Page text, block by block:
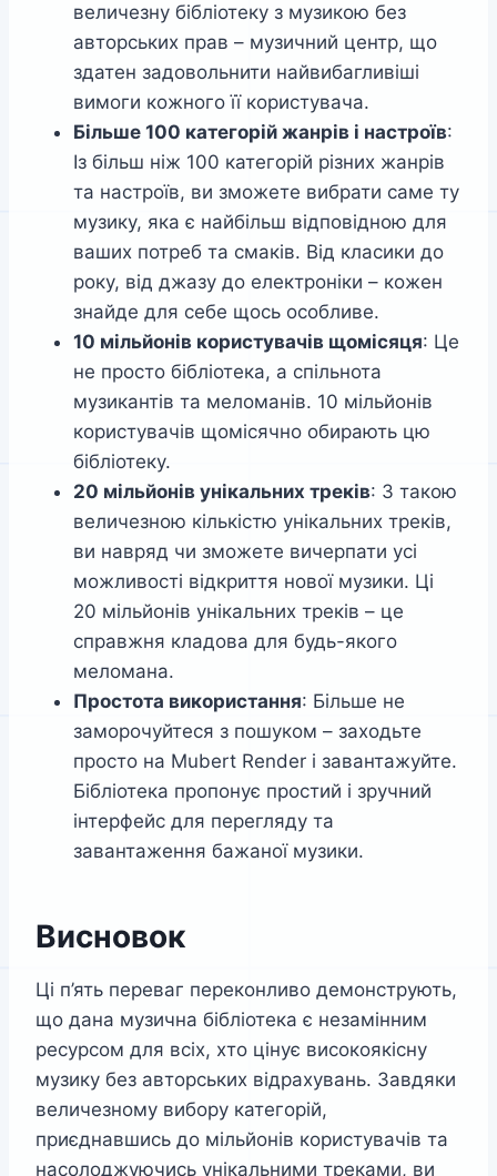
величезну бібліотеку з музикою без
авторських прав – музичний центр, що
здатен задовольнити найвибагливіші
вимоги кожного її користувача.
Більше 100 категорій жанрів і настроїв:
Із більш ніж 100 категорій різних жанрів
та настроїв, ви зможете вибрати саме ту
музику, яка є найбільш відповідною для
ваших потреб та смаків. Від класики до
року, від джазу до електроніки – кожен
знайде для себе щось особливе.
10 мільйонів користувачів щомісяця: Це
не просто бібліотека, а спільнота
музикантів та меломанів. 10 мільйонів
користувачів щомісячно обирають цю
бібліотеку.
20 мільйонів унікальних треків: З такою
величезною кількістю унікальних треків,
ви навряд чи зможете вичерпати усі
можливості відкриття нової музики. Ці
20 мільйонів унікальних треків – це
справжня кладова для будь-якого
меломана.
Простота використання: Більше не
заморочуйтеся з пошуком – заходьте
просто на Mubert Render і завантажуйте.
Бібліотека пропонує простий і зручний
інтерфейс для перегляду та
завантаження бажаної музики.
Висновок
Ці п’ять переваг переконливо демонструють,
що дана музична бібліотека є незамінним
ресурсом для всіх, хто цінує високоякісну
музику без авторських відрахувань. Завдяки
величезному вибору категорій,
приєднавшись до мільйонів користувачів та
насолоджуючись унікальними треками, ви